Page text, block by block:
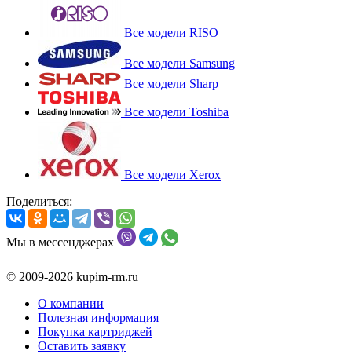
Все модели RISO
Все модели Samsung
Все модели Sharp
Все модели Toshiba
Все модели Xerox
Поделиться:
Мы в мессенджерах
© 2009-2026 kupim-rm.ru
О компании
Полезная информация
Покупка картриджей
Оставить заявку